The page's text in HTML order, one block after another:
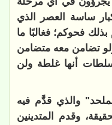
ساسة العصر الذي
فحوكم؛ فغالبًا ما
تضامن معه متضامن
أنها غلطة ولن
والذي قدَّم فيه
وقدم المتدينين